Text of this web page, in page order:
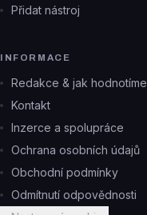
Přidat nástroj
INFORMACE
Redakce & jak hodnotíme
Kontakt
Inzerce a spolupráce
Ochrana osobních údajů
Obchodní podmínky
Odmítnutí odpovědnosti